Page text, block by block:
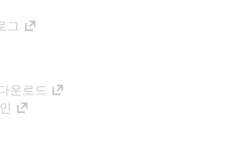
그
운로드